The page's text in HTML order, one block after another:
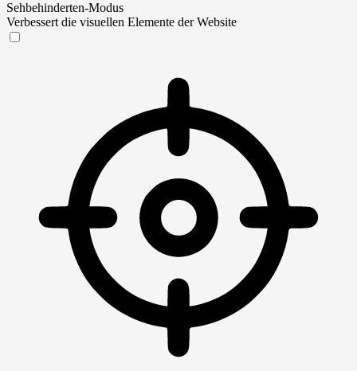
Sehbehinderten-Modus
Verbessert die visuellen Elemente der Website